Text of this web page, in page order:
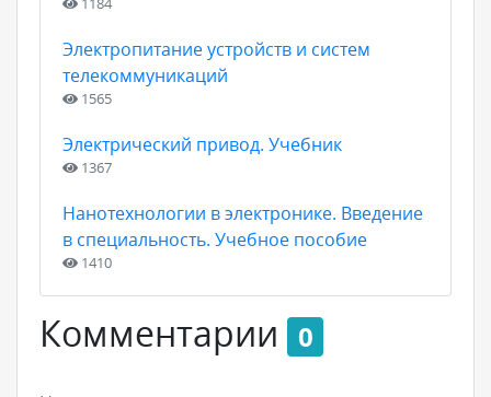
Электропитание устройств и систем
телекоммуникаций
1565
Электрический привод. Учебник
1367
Нанотехнологии в электронике. Введение
в специальность. Учебное пособие
1410
Комментарии 0